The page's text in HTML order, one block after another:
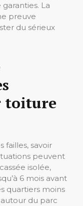
La
preuve
du sérieux
toiture
failles, savoir
peuvent
isolée,
6 mois avant
quartiers moins
du parc